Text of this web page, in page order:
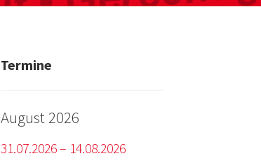
Termine
August 2026
31.07.2026– 14.08.2026